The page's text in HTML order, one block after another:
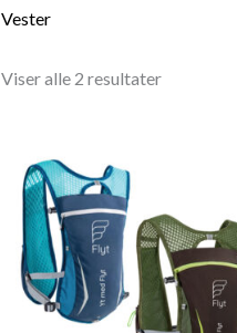
Vester
Viser alle 2 resultater